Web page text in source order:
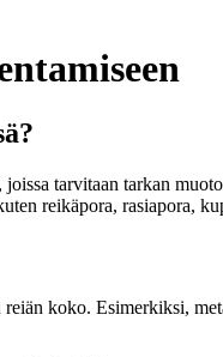
tarvitaan tarkan
reikäpora, rasiapora,
koko. Esimerkiksi,